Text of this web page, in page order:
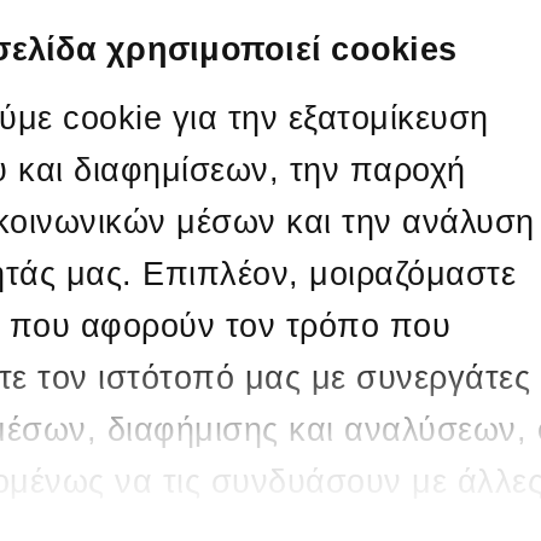
χρησιμοποιεί cookies
cookie για την εξατομίκευση
και διαφημίσεων, την παροχή
μέσων και την ανάλυση
μας. Επιπλέον, μοιραζόμαστε
που αφορούν τον τρόπο που
τον ιστότοπό μας με συνεργάτες
διαφήμισης και αναλύσεων,
να τις συνδυάσουν με άλλες
οχημάτων & χωματουργικών μηχανημάτων
O διαγωνισμός
ολοκληρώθηκε